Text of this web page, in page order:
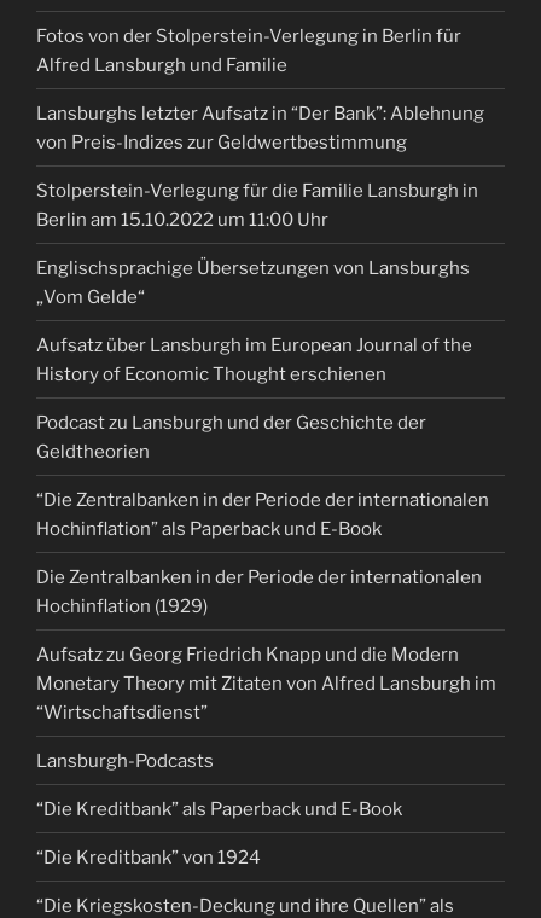
Fotos von der Stolperstein-Verlegung in Berlin für
Alfred Lansburgh und Familie
Lansburghs letzter Aufsatz in “Der Bank”: Ablehnung
von Preis-Indizes zur Geldwertbestimmung
Stolperstein-Verlegung für die Familie Lansburgh in
Berlin am 15.10.2022 um 11:00 Uhr
Englischsprachige Übersetzungen von Lansburghs
„Vom Gelde“
Aufsatz über Lansburgh im European Journal of the
History of Economic Thought erschienen
Podcast zu Lansburgh und der Geschichte der
Geldtheorien
“Die Zentralbanken in der Periode der internationalen
Hochinflation” als Paperback und E-Book
Die Zentralbanken in der Periode der internationalen
Hochinflation (1929)
Aufsatz zu Georg Friedrich Knapp und die Modern
Monetary Theory mit Zitaten von Alfred Lansburgh im
“Wirtschaftsdienst”
Lansburgh-Podcasts
“Die Kreditbank” als Paperback und E-Book
“Die Kreditbank” von 1924
“Die Kriegskosten-Deckung und ihre Quellen” als